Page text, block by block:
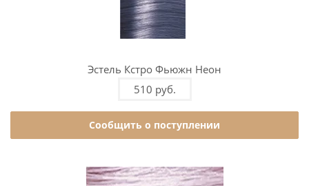
Эстель Кстро Фьюжн Неон
510 руб.
Сообщить о поступлении